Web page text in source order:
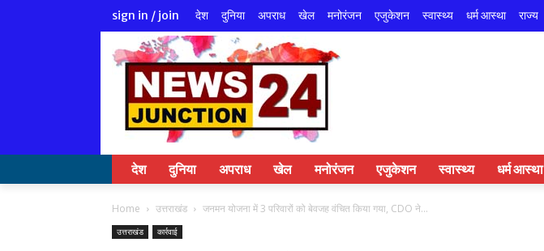
sign in / join देश दुनिया अपराध खेल मनोरंजन एजुकेशन स्वास्थ्य धर्म आस्था राज्य
देश दुनिया अपराध खेल मनोरंजन एजुकेशन स्वास्थ्य धर्म आस्था
Home उत्तराखंड जनमन योजना में 3 परिवारों को बेवजह वंचित किया गया, CDO ने...
उत्तराखंड कार्रवाई